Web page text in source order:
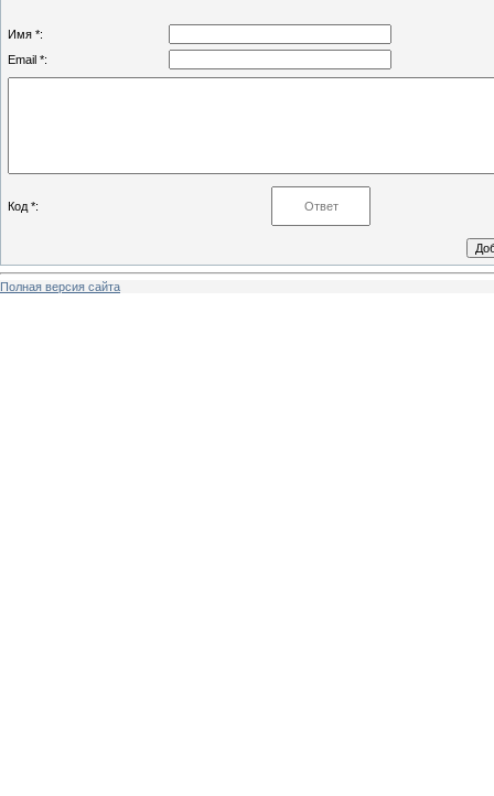
Имя *:
Email *:
Код *:
Полная версия сайта